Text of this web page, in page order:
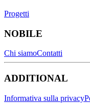
Progetti
NOBILE
Chi siamoContatti
ADDITIONAL
Informativa sulla privacy